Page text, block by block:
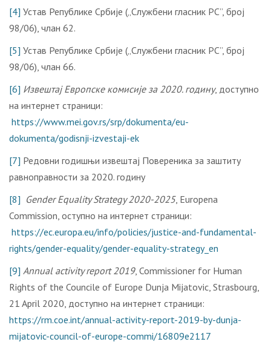
[4] Устав Републике Србије („Службени гласник РС”, број
98/06), члан 62.
[5] Устав Републике Србије („Службени гласник РС”, број
98/06), члан 66.
[6] Извештај Европске комисије за 2020. годину, доступно
на интернет страници:
https://www.mei.gov.rs/srp/dokumenta/eu-
dokumenta/godisnji-izvestaji-ek
[7] Редовни годишњи извештај Повереника за заштиту
равноправности за 2020. годину
[8] Gender Equality Strategy 2020-2025, Europena
Commission, оступно на интернет страници:
https://ec.europa.eu/info/policies/justice-and-fundamental-
rights/gender-equality/gender-equality-strategy_en
[9] Annual activity report 2019, Commissioner for Human
Rights of the Councile of Europe Dunja Mijatovic, Strasbourg,
21 April 2020, доступно на интернет страници:
https://rm.coe.int/annual-activity-report-2019-by-dunja-
mijatovic-council-of-europe-commi/16809e2117